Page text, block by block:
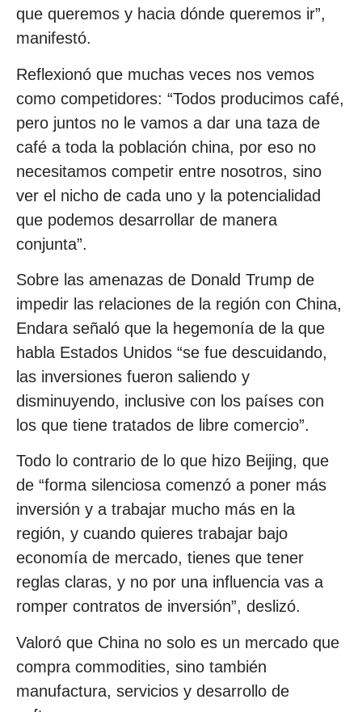
que queremos y hacia dónde queremos ir”,
manifestó.
Reflexionó que muchas veces nos vemos
como competidores: “Todos producimos café,
pero juntos no le vamos a dar una taza de
café a toda la población china, por eso no
necesitamos competir entre nosotros, sino
ver el nicho de cada uno y la potencialidad
que podemos desarrollar de manera
conjunta”.
Sobre las amenazas de Donald Trump de
impedir las relaciones de la región con China,
Endara señaló que la hegemonía de la que
habla Estados Unidos “se fue descuidando,
las inversiones fueron saliendo y
disminuyendo, inclusive con los países con
los que tiene tratados de libre comercio”.
Todo lo contrario de lo que hizo Beijing, que
de “forma silenciosa comenzó a poner más
inversión y a trabajar mucho más en la
región, y cuando quieres trabajar bajo
economía de mercado, tienes que tener
reglas claras, y no por una influencia vas a
romper contratos de inversión”, deslizó.
Valoró que China no solo es un mercado que
compra commodities, sino también
manufactura, servicios y desarrollo de